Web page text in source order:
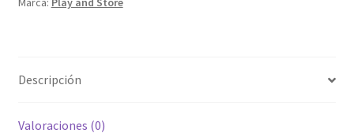
Descripción
Valoraciones (0)